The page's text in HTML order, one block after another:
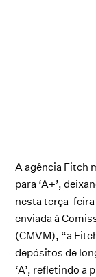
A agência Fitch
para ‘A+’,
nesta terça-
enviada à
(CMVM), “a
depósitos de
‘A’, refletindo a